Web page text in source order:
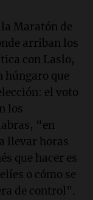
Maratón de
arriban los
con Laslo,
húngaro que
el voto
los
“en
llevar horas
que hacer es
o cómo se
de control".